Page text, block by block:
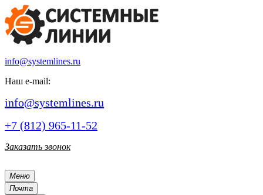
info@systemlines.ru
Наш e-mail:
info@systemlines.ru
+7 (812) 965-11-52
Заказать звонок
Меню
Почта